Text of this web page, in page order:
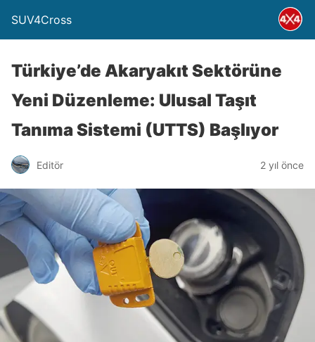
SUV4Cross
Türkiye’de Akaryakıt Sektörüne
Yeni Düzenleme: Ulusal Taşıt
Tanıma Sistemi (UTTS) Başlıyor
Editör 2 yıl önce